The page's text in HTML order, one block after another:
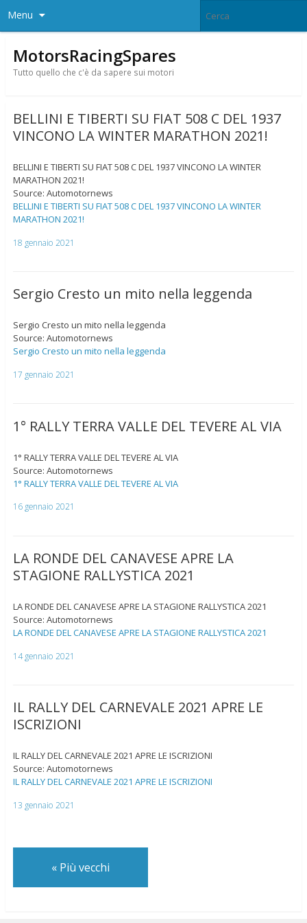
Menu
MotorsRacingSpares
Tutto quello che c'è da sapere sui motori
BELLINI E TIBERTI SU FIAT 508 C DEL 1937
VINCONO LA WINTER MARATHON 2021!
BELLINI E TIBERTI SU FIAT 508 C DEL 1937 VINCONO LA WINTER
MARATHON 2021!
Source: Automotornews
BELLINI E TIBERTI SU FIAT 508 C DEL 1937 VINCONO LA WINTER
MARATHON 2021!
18 gennaio 2021
Sergio Cresto un mito nella leggenda
Sergio Cresto un mito nella leggenda
Source: Automotornews
Sergio Cresto un mito nella leggenda
17 gennaio 2021
1° RALLY TERRA VALLE DEL TEVERE AL VIA
1° RALLY TERRA VALLE DEL TEVERE AL VIA
Source: Automotornews
1° RALLY TERRA VALLE DEL TEVERE AL VIA
16 gennaio 2021
LA RONDE DEL CANAVESE APRE LA
STAGIONE RALLYSTICA 2021
LA RONDE DEL CANAVESE APRE LA STAGIONE RALLYSTICA 2021
Source: Automotornews
LA RONDE DEL CANAVESE APRE LA STAGIONE RALLYSTICA 2021
14 gennaio 2021
IL RALLY DEL CARNEVALE 2021 APRE LE
ISCRIZIONI
IL RALLY DEL CARNEVALE 2021 APRE LE ISCRIZIONI
Source: Automotornews
IL RALLY DEL CARNEVALE 2021 APRE LE ISCRIZIONI
13 gennaio 2021
«Più vecchi